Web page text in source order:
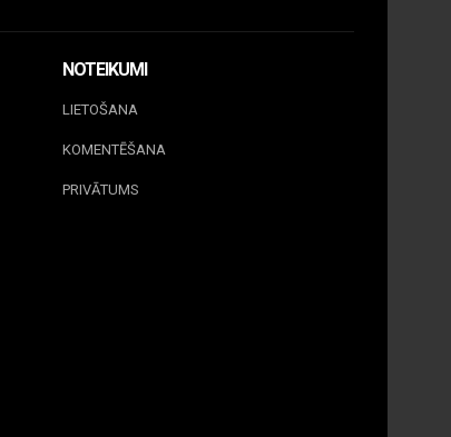
NOTEIKUMI
LIETOŠANA
KOMENTĒŠANA
PRIVĀTUMS